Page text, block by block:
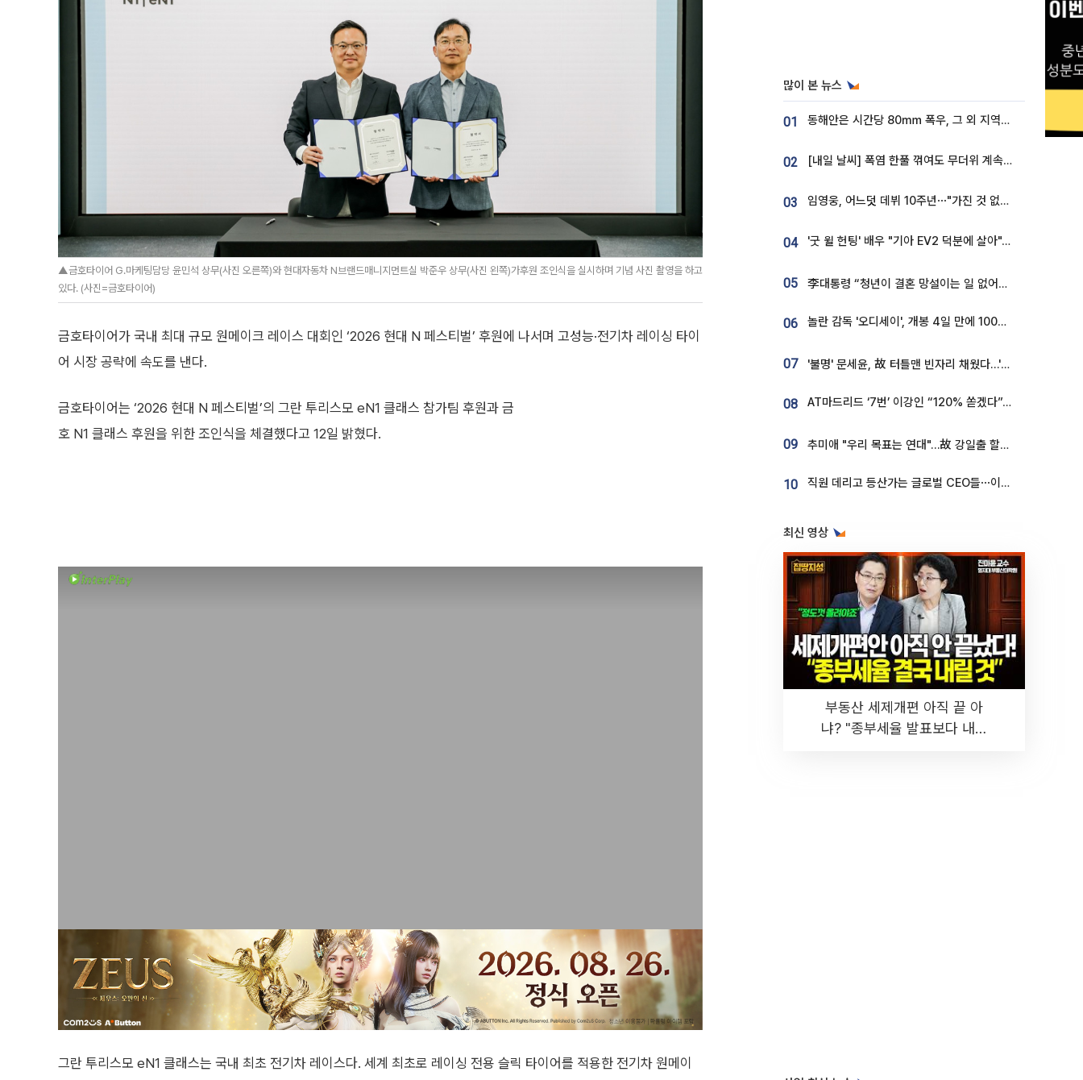
▲금호타이어 G.마케팅담당 윤민석 상무(사진 오른쪽)와 현대자동차 N브랜드매니지먼트실 박준우 상무(사진 왼쪽)가후원 조인식을 실시하며 기념 사진 촬영을 하고
있다. (사진=금호타이어)
금호타이어가 국내 최대 규모 원메이크 레이스 대회인 ‘2026 현대 N 페스티벌’ 후원에 나서며 고성능·전기차 레이싱 타이
어 시장 공략에 속도를 낸다.
금호타이어는 ‘2026 현대 N 페스티벌’의 그란 투리스모 eN1 클래스 참가팀 후원과 금
호 N1 클래스 후원을 위한 조인식을 체결했다고 12일 밝혔다.
그란 투리스모 eN1 클래스는 국내 최초 전기차 레이스다. 세계 최초로 레이싱 전용 슬릭 타이어를 적용한 전기차 원메이
많이 본 뉴스
01 동해안은 시간당 80㎜ 폭우, 그 외 지역은 폭염…‘극과 극 날씨’
02 [내일 날씨] 폭염 한풀 꺾여도 무더위 계속⋯동해안 이틀 연속 비
03 임영웅, 어느덧 데뷔 10주년⋯"가진 것 없던 시절, 내 앞엔 20명의 팬뿐"
04 '굿 윌 헌팅' 배우 "기아 EV2 덕분에 살아"…교통사고 후 안전성 극찬
05 李대통령 “청년이 결혼 망설이는 일 없어야...제도상 불이익 조사”
06 놀란 감독 '오디세이', 개봉 4일 만에 100만 돌파⋯'왕사남' 보다 빠르다
07 '불명' 문세윤, 故 터틀맨 빈자리 채웠다…'거북이' 눈물의 최종 우승
08 AT마드리드 ‘7번’ 이강인 “120% 쏟겠다”⋯시메오네 감독 “필요한 선수”
09 추미애 "우리 목표는 연대"…故 강일출 할머니 흉상 제막
10 직원 데리고 등산가는 글로벌 CEO들⋯이유 있었네
최신 영상
부동산 세제개편 아직 끝 아
냐? "종부세율 발표보다 내릴